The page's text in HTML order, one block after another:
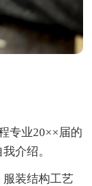
专业20××届的
介绍。
装结构工艺